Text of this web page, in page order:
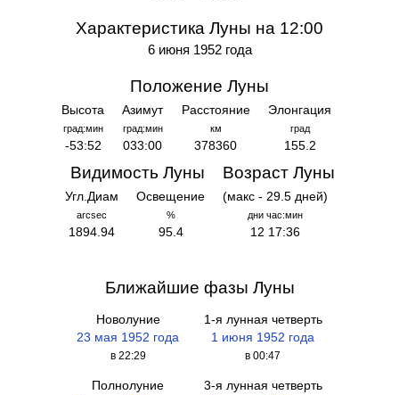
Характеристика Луны на 12:00
6 июня 1952 года
Положение Луны
Высота
град:мин
-53:52
Азимут
град:мин
033:00
Расстояние
км
378360
Элонгация
град
155.2
Видимость Луны
Угл.Диам
arcsec
1894.94
Освещение
%
95.4
Возраст Луны
(макс - 29.5 дней)
дни час:мин
12 17:36
Ближайшие фазы Луны
Новолуние
23 мая 1952 года
в 22:29
1-я лунная четверть
1 июня 1952 года
в 00:47
Полнолуние
3-я лунная четверть